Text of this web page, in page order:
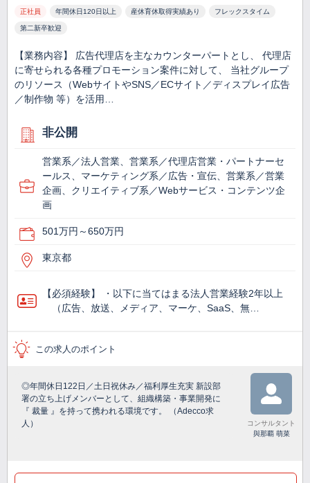
正社員 年間休日120日以上 産休育休取得実績あり フレックスタイム
第二新卒歓迎
【業務内容】 広告代理店を主なカウンターパートとし、 代理店
に寄せられる各種プロモーション案件に対して、 当社グループ
のリソース（WebサイトやSNS／ECサイト／ディスプレイ広告
／制作物 等）を活用…
非公開
営業系／法人営業、営業系／代理店営業・パートナーセ
ールス、マーケティング系／広告・宣伝、営業系／営業
企画、クリエイティブ系／Webサービス・コンテンツ企
画
501万円～650万円
東京都
【必須経験】 ・以下に当てはまる法人営業経験2年以上
（広告、放送、メディア、マーケ、SaaS、無…
この求人のポイント
◎年間休日122日／土日祝休み／福利厚生充実 新設部
署の立ち上げメンバーとして、組織構築・事業開発に
『 裁量 』を持って携われる環境です。 （Adecco求
人）
コンサルタント
與那覇 萌菜